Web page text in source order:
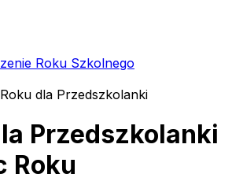
Roku Szkolnego
dla Przedszkolanki
Przedszkolanki
Roku